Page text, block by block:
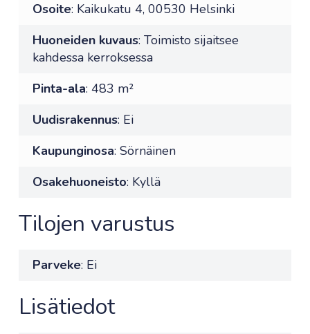
Osoite: Kaikukatu 4, 00530 Helsinki
Huoneiden kuvaus: Toimisto sijaitsee
kahdessa kerroksessa
Pinta-ala: 483 m²
Uudisrakennus: Ei
Kaupunginosa: Sörnäinen
Osakehuoneisto: Kyllä
Tilojen varustus
Parveke: Ei
Lisätiedot